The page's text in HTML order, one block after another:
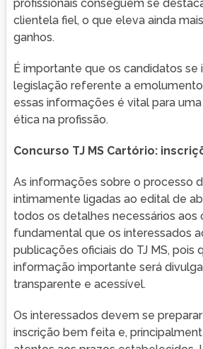
profissionais conseguem se
clientela fiel, o que eleva ainda
ganhos.
É importante que os candidatos
legislação referente a
essas informações é vital para
ética na profissão.
Concurso TJ MS Cartório:
As informações sobre o processo
intimamente ligadas ao edital de
todos os detalhes necessários aos
fundamental que os interessados
publicações oficiais do TJ MS, pois
informação importante será
transparente e acessível.
Os interessados devem se
inscrição bem feita e,